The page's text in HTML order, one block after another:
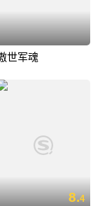
世军魂
8.4